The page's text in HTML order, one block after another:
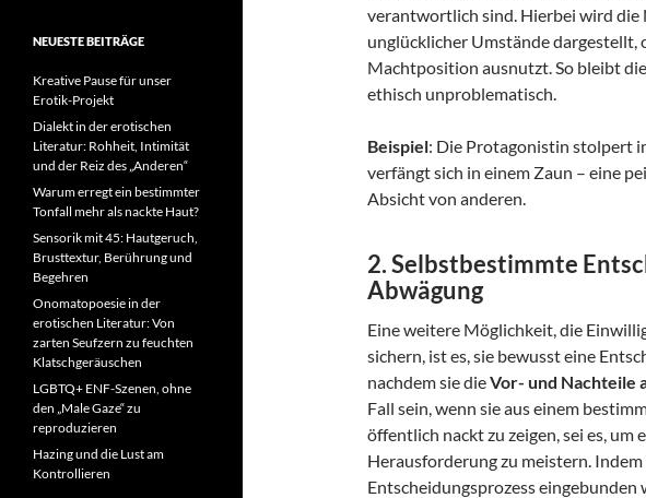
verantwortlich sind. Hierbei wird die
unglücklicher Umstände dargestellt,
Machtposition ausnutzt. So bleibt
ethisch unproblematisch.
Beispiel: Die Protagonistin stolpert
verfängt sich in einem Zaun – eine
Absicht von anderen.
2.Selbstbestimmte
Abwägung
Eine weitere Möglichkeit, die
sichern, ist es, sie bewusst eine
nachdem sie dieVor- und Nachteile
Fall sein, wenn sie aus einem
öffentlich nackt zu zeigen, sei es, um
Herausforderung zu meistern.
Entscheidungsprozess
NEUESTE BEITRÄGE
Kreative Pause für unser
Erotik-Projekt
Dialekt in der erotischen
Literatur: Rohheit, Intimität
und der Reiz des „Anderen“
Warum erregt ein bestimmter
Tonfall mehr als nackte Haut?
Sensorik mit 45: Hautgeruch,
Brusttextur, Berührung und
Begehren
Onomatopoesie in der
erotischen Literatur: Von
zarten Seufzern zu feuchten
Klatschgeräuschen
LGBTQ+ ENF-Szenen, ohne
den „Male Gaze“ zu
reproduzieren
Hazing und die Lust am
Kontrollieren